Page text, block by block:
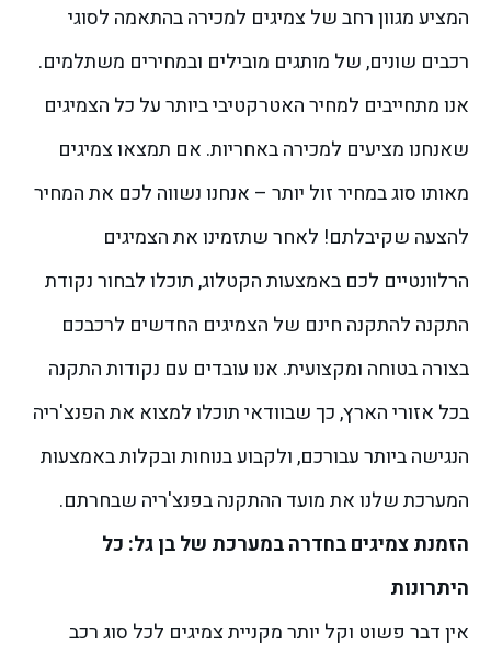
המציע מגוון רחב של צמיגים למכירה בהתאמה לסוגי
רכבים שונים, של מותגים מובילים ובמחירים משתלמים.
אנו מתחייבים למחיר האטרקטיבי ביותר על כל הצמיגים
שאנחנו מציעים למכירה באחריות. אם תמצאו צמיגים
מאותו סוג במחיר זול יותר – אנחנו נשווה לכם את המחיר
להצעה שקיבלתם! לאחר שתזמינו את הצמיגים
הרלוונטיים לכם באמצעות הקטלוג, תוכלו לבחור נקודת
התקנה להתקנה חינם של הצמיגים החדשים לרכבכם
בצורה בטוחה ומקצועית. אנו עובדים עם נקודות התקנה
בכל אזורי הארץ, כך שבוודאי תוכלו למצוא את הפנצ'ריה
הנגישה ביותר עבורכם, ולקבוע בנוחות ובקלות באמצעות
המערכת שלנו את מועד ההתקנה בפנצ'ריה שבחרתם.
הזמנת צמיגים בחדרה במערכת של בן גל: כל
היתרונות
אין דבר פשוט וקל יותר מקניית צמיגים לכל סוג רכב